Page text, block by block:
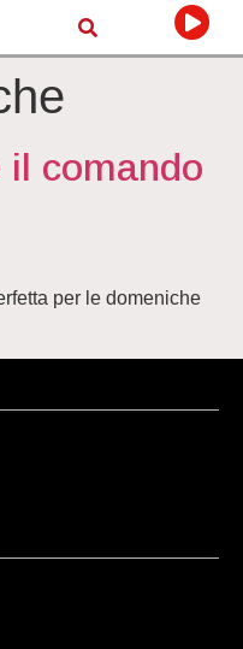
il comando
per le domeniche